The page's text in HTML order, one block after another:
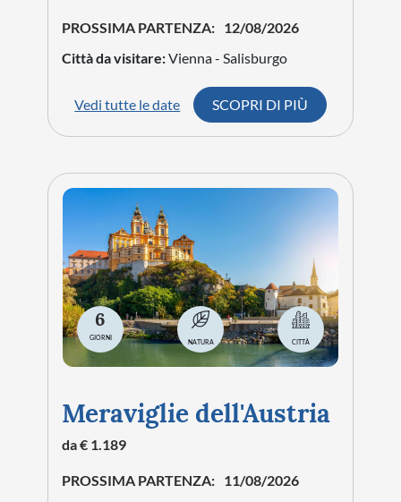
PROSSIMA PARTENZA: 12/08/2026
Città da visitare:Vienna - Salisburgo
Vedi tutte le date SCOPRI DI PIÙ
6
GIORNI
NATURA CITTÀ
Meraviglie dell'Austria
da € 1.189
PROSSIMA PARTENZA: 11/08/2026